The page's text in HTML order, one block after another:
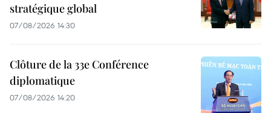
stratégique global
07/08/2026 14:30
Clôture de la 33e Conférence
diplomatique
07/08/2026 14:20